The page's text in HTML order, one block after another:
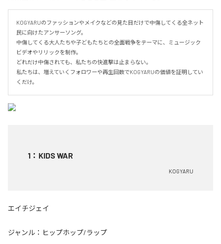
KOGYARUのファッションやメイクなどの見た目だけで中傷してくる全ネット
民に向けたアンサーソング。
中傷してくる大人たちや子どもたちとの全面戦争をテーマに、ミュージック
ビデオやリリックを制作。
どれだけ中傷されても、私たちの快進撃は止まらない。
私たちは、増えていくフォロワーや再生回数でKOGYARUの価値を証明してい
くだけ。
1 ： KIDS WAR
KOGYARU
エイチジェイ
ジャンル： ヒップホップ/ラップ